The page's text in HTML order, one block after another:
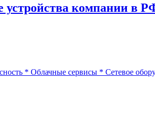
устройства компании в
* Облачные сервисы * Сетевое